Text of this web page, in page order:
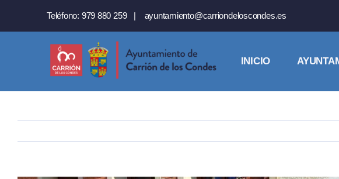
Teléfono: 979 880 259 | ayuntamiento@carriondeloscondes.es
INICIO